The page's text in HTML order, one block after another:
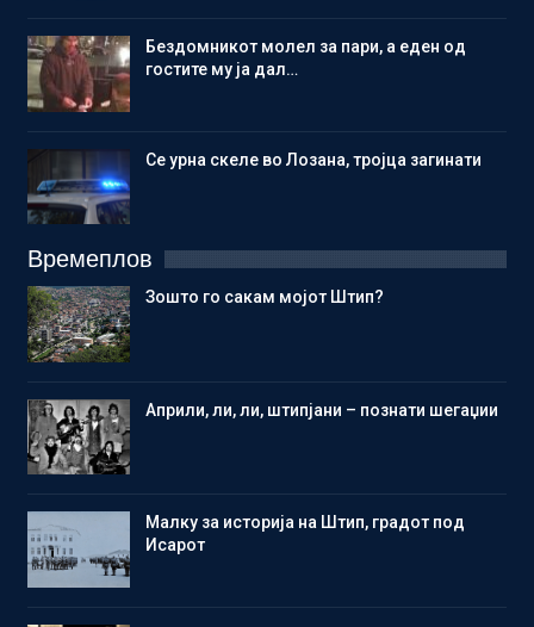
Бездомникот молел за пари, а еден од
гостите му ја дал…
Се урна скеле во Лозана, тројца загинати
Времеплов
Зошто го сакам мојот Штип?
Aприли, ли, ли, штипјани – познати шегаџии
Малку за историја на Штип, градот под
Исарот